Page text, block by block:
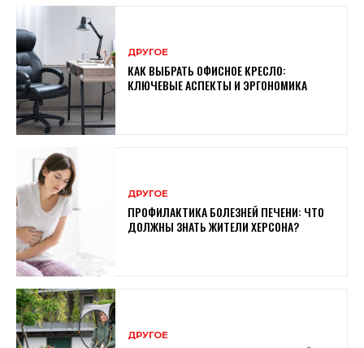
ДРУГОЕ
КАК ВЫБРАТЬ ОФИСНОЕ КРЕСЛО:
КЛЮЧЕВЫЕ АСПЕКТЫ И ЭРГОНОМИКА
ДРУГОЕ
ПРОФИЛАКТИКА БОЛЕЗНЕЙ ПЕЧЕНИ: ЧТО
ДОЛЖНЫ ЗНАТЬ ЖИТЕЛИ ХЕРСОНА?
ДРУГОЕ